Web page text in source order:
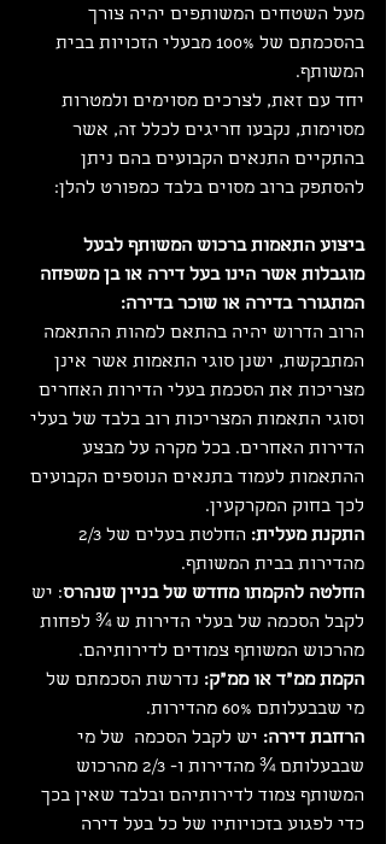
מעל השטחים המשותפים יהיה צורך
בהסכמתם של 100% מבעלי הזכויות בבית
המשותף.
יחד עם זאת, לצרכים מסוימים ולמטרות
מסוימות, נקבעו חריגים לכלל זה, אשר
בהתקיים התנאים הקבועים בהם ניתן
להסתפק ברוב מסוים בלבד כמפורט להלן:
ביצוע התאמות ברכוש המשותף לבעל
מוגבלות אשר הינו בעל דירה או בן משפחה
המתגורר בדירה או שוכר בדירה:
הרוב הדרוש יהיה בהתאם למהות ההתאמה
המתבקשת, ישנן סוגי התאמות אשר אינן
מצריכות את הסכמת בעלי הדירות האחרים
וסוגי התאמות המצריכות רוב בלבד של בעלי
הדירות האחרים. בכל מקרה על מבצע
ההתאמות לעמוד בתנאים הנוספים הקבועים
לכך בחוק המקרקעין.
התקנת מעלית:
מהדירות בבית המשותף.
החלטה להקמתו מחדש של בניין שנהרס: יש
לקבל הסכמה של בעלי הדירות ש ¾ לפחות
מהרכוש המשותף צמודים לדירותיהם.
הקמת ממ"ד או ממ"ק: נדרשת הסכמתם של
מי שבבעלותם 60% מהדירות.
הרחבת דירה: יש לקבל הסכמה  של מי
שבבעלותם ¾ מהדירות ו- 2/3 מהרכוש
המשותף צמוד לדירותיהם ובלבד שאין בכך
כדי לפגוע בזכויותיו של כל בעל דירה